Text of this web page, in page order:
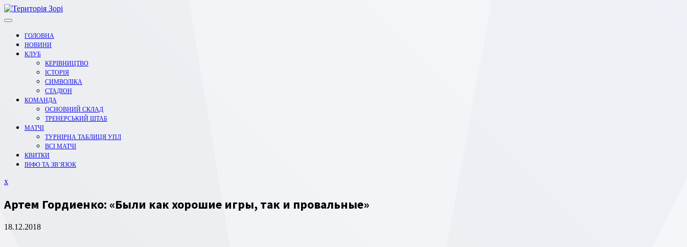
Перейти
до
ГОЛОВНА
НОВИНИ
КЛУБ
КЕРІВНИЦТВО
ІСТОРІЯ
СИМВОЛІКА
СТАДІОН
КОМАНДА
ОСНОВНИЙ СКЛАД
ТРЕНЕРСЬКИЙ ШТАБ
МАТЧІ
ТУРНІРНА ТАБЛИЦЯ УПЛ
ВСІ МАТЧІ
КВИТКИ
ІНФО ТА ЗВ’ЯЗОК
xЗакрити
Артем Гордиенко: «Были как хорошие игры, так и провальные»
18.12.2018